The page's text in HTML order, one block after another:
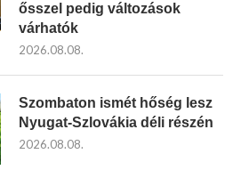
ősszel pedig változások
várhatók
2026.08.08.
Szombaton ismét hőség lesz
Nyugat-Szlovákia déli részén
2026.08.08.